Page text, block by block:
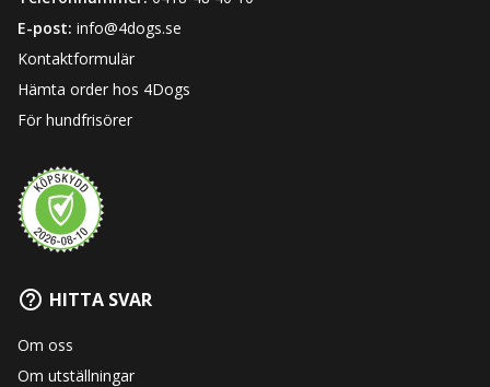
E-post: info@4dogs.se
Kontaktformulär
Hämta order hos 4Dogs
För hundfrisörer
HITTA SVAR
Om oss
Om utställningar